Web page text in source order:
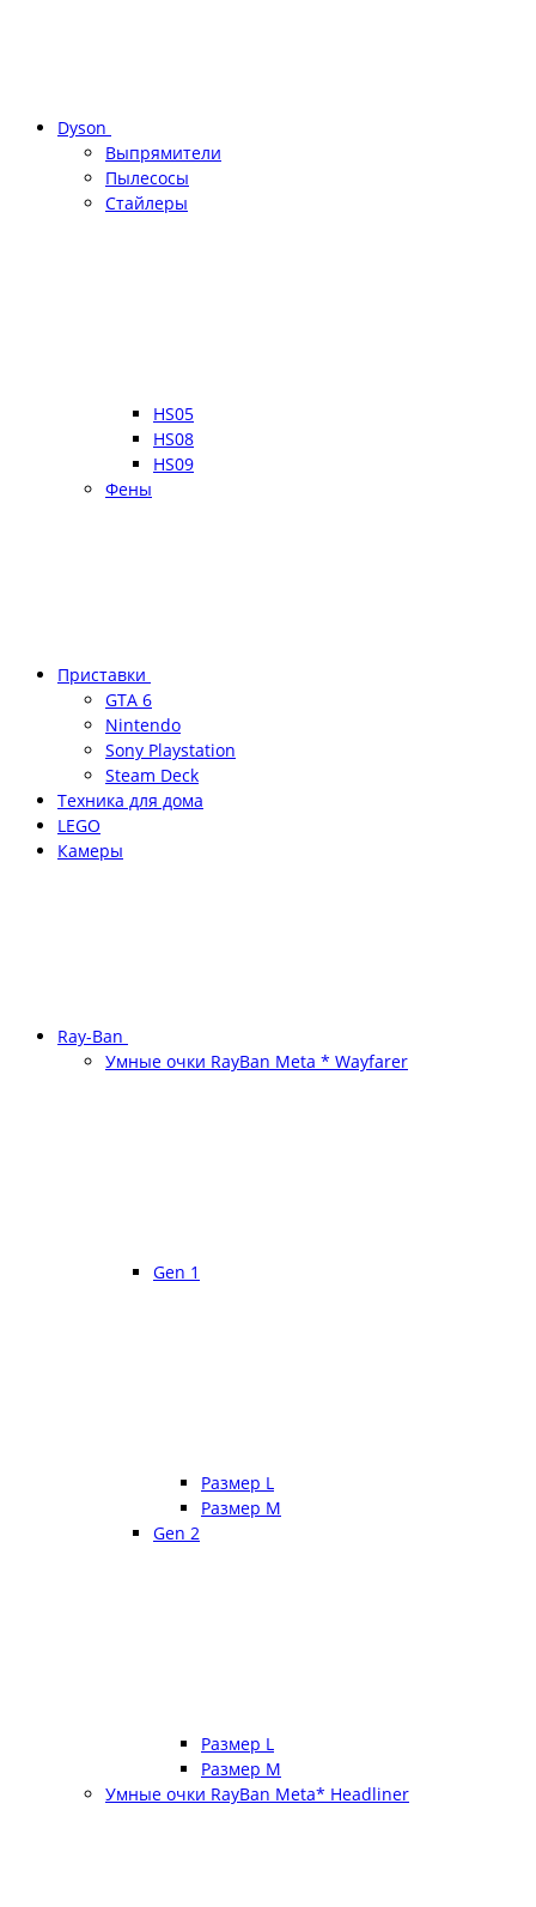
Dyson
Выпрямители
Пылесосы
Стайлеры
HS05
HS08
HS09
Фены
Приставки
GTA 6
Nintendo
Sony Playstation
Steam Deck
Техника для дома
LEGO
Камеры
Ray-Ban
Умные очки RayBan Meta * Wayfarer
Gen 1
Размер L
Размер М
Gen 2
Размер L
Размер М
Умные очки RayBan Meta* Headliner